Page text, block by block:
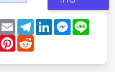
EmailTelegram
LinkedInMessenger
Line
Pinterest
Reddit